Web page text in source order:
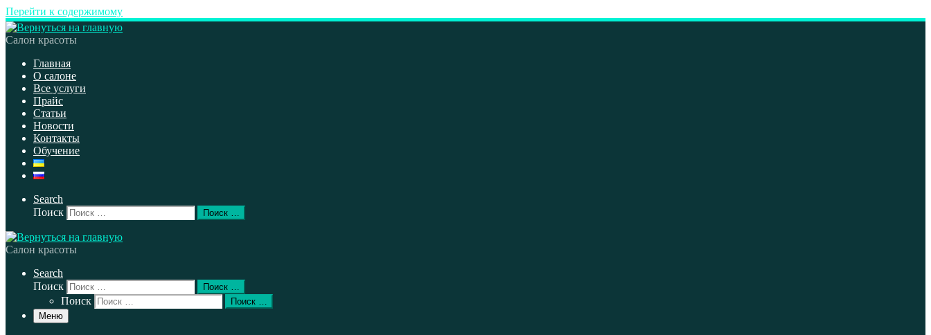
Перейти к содержимому
Салон красоты
Главная
О салоне
Все услуги
Прайс
Статьи
Новости
Контакты
Обучение
Search
Поиск
Поиск …
Салон красоты
Search
Поиск
Поиск …
Поиск
Поиск …
Меню